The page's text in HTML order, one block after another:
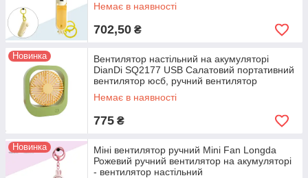
Немає в наявності
702,50 ₴
Новинка
Вентилятор настільний на акумуляторі
DianDi SQ2177 USB Салатовий портативний
вентилятор юсб, ручний вентилятор
Немає в наявності
775 ₴
Новинка
Міні вентилятор ручний Mini Fan Longda
Рожевий ручний вентилятор на акумуляторі
- вентилятор настільний